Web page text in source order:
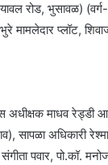
रोड, भुसावळ)
मामलेदार प्लॉट,
अधीक्षक माधव रेड्डी
सापळा अधिकारी
पवार, पो.कॉ.